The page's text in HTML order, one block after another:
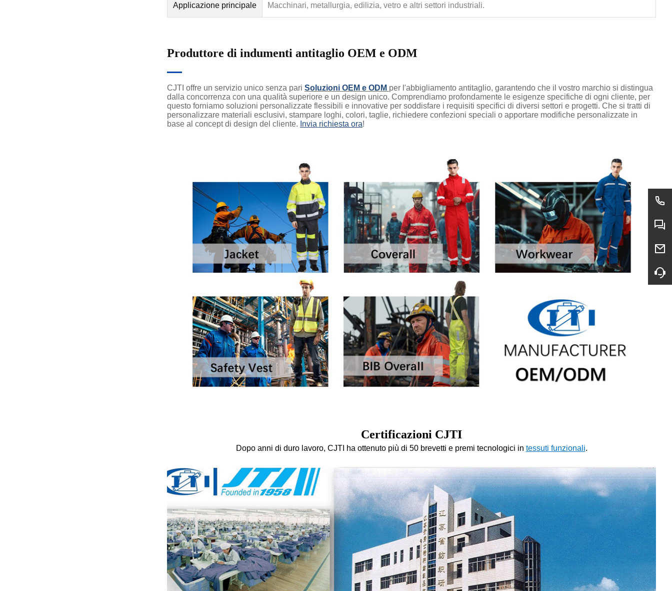
Applicazione principale Macchinari, metallurgia, edilizia, vetro e altri settori industriali.
Produttore di indumenti antitaglio OEM e ODM
CJTI offre un servizio unico senza pari Soluzioni OEM e ODM per l'abbigliamento antitaglio, garantendo che il vostro marchio si distingua
dalla concorrenza con una qualità superiore e un design unico. Comprendiamo profondamente le esigenze specifiche di ogni cliente, per
questo forniamo soluzioni personalizzate flessibili e innovative per soddisfare i requisiti specifici di diversi settori e progetti. Che si tratti di
personalizzare materiali esclusivi, stampare loghi, colori, taglie, richiedere confezioni speciali o apportare modifiche personalizzate in
base al concept di design del cliente. Invia richiesta ora!
Certificazioni CJTI
Dopo anni di duro lavoro, CJTI ha ottenuto più di 50 brevetti e premi tecnologici in tessuti funzionali.